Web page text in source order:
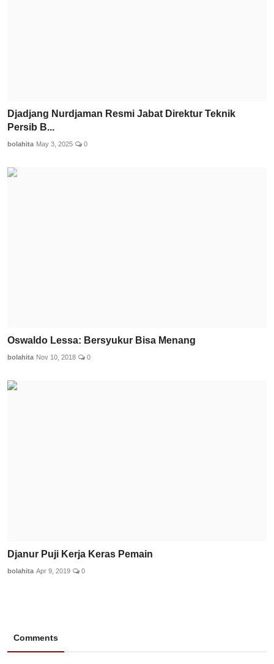
Djadjang Nurdjaman Resmi Jabat Direktur Teknik
Persib B...
bolahita May 3, 2025 0
Oswaldo Lessa: Bersyukur Bisa Menang
bolahita Nov 10, 2018 0
Djanur Puji Kerja Keras Pemain
bolahita Apr 9, 2019 0
Comments